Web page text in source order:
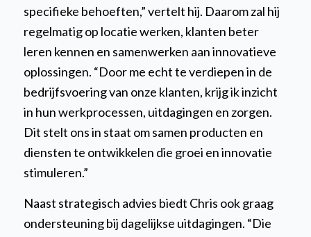
specifieke behoeften,”vertelt hij. Daarom zal hij
regelmatig op locatie werken, klanten beter
leren kennen en samenwerken aan innovatieve
oplossingen. “Door me echt te verdiepen in de
bedrijfsvoering van onze klanten, krijg ik inzicht
in hun werkprocessen, uitdagingen en zorgen.
Dit stelt ons in staat om samen producten en
diensten te ontwikkelen die groei en innovatie
stimuleren.”
Naast strategisch advies biedt Chris ook graag
ondersteuning bij dagelijkse uitdagingen. “Die